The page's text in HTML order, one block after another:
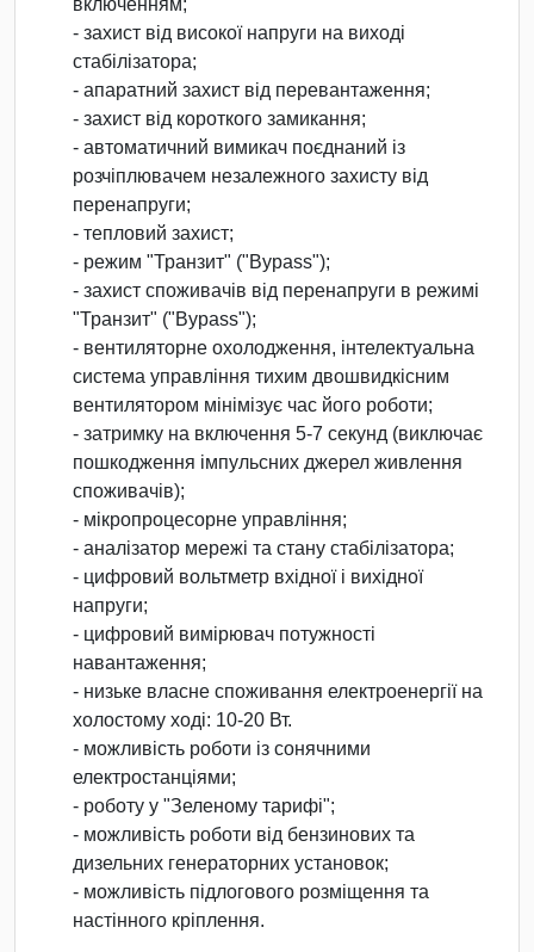
- захист від високої напруги на виході
стабілізатора;
- апаратний захист від перевантаження;
- захист від короткого замикання;
- автоматичний вимикач поєднаний із
розчіплювачем незалежного захисту від
перенапруги;
- тепловий захист;
- режим "Транзит" ("Bypass");
- захист споживачів від перенапруги в режимі
"Транзит" ("Bypass");
- вентиляторне охолодження, інтелектуальна
система управління тихим двошвидкісним
вентилятором мінімізує час його роботи;
- затримку на включення 5-7 секунд (виключає
пошкодження імпульсних джерел живлення
споживачів);
- мікропроцесорне управління;
- аналізатор мережі та стану стабілізатора;
- цифровий вольтметр вхідної і вихідної
напруги;
- цифровий вимірювач потужності
навантаження;
- низьке власне споживання електроенергії на
холостому ході: 10-20 Вт.
- можливість роботи із сонячними
електростанціями;
- роботу у "Зеленому тарифі";
- можливість роботи від бензинових та
дизельних генераторних установок;
- можливість підлогового розміщення та
настінного кріплення.